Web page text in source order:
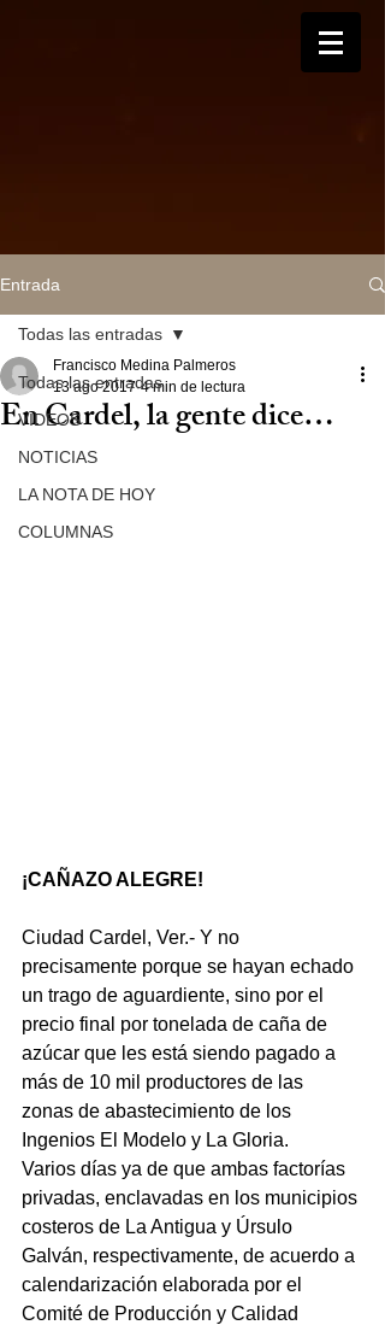
Entrada
Todas las entradas
VIDEOS
NOTICIAS
LA NOTA DE HOY
COLUMNAS
Todas las entradas
En Cardel, la gente dice…
Francisco Medina Palmeros
13 ago 2017 4 min de lectura
¡CAÑAZO ALEGRE!
Ciudad Cardel, Ver.- Y no
precisamente porque se hayan echado
un trago de aguardiente, sino por el
precio final por tonelada de caña de
azúcar que les está siendo pagado a
más de 10 mil productores de las
zonas de abastecimiento de los
Ingenios El Modelo y La Gloria.
Varios días ya de que ambas factorías
privadas, enclavadas en los municipios
costeros de La Antigua y Úrsulo
Galván, respectivamente, de acuerdo a
calendarización elaborada por el
Comité de Producción y Calidad